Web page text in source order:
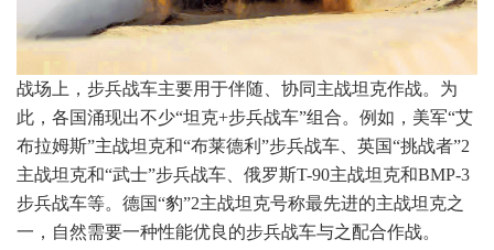
战场上，步兵战车主要用于伴随、协同主战坦克作战。为
此，各国涌现出不少“坦克+步兵战车”组合。例如，美军“艾
布拉姆斯”主战坦克和“布莱德利”步兵战车、英国“挑战者”2
主战坦克和“武士”步兵战车、俄罗斯T-90主战坦克和BMP-3
步兵战车等。德国“豹”2主战坦克号称最先进的主战坦克之
一，自然需要一种性能优良的步兵战车与之配合作战。